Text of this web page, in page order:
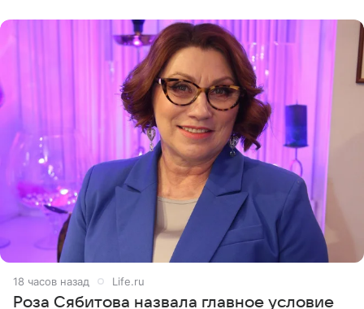
18 часов назад Life.ru
Роза Сябитова назвала главное условие